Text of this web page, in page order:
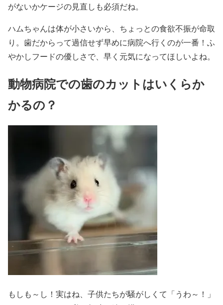
がないかケージの見直しも必須だね。
ハムちゃんは体が小さいから、ちょっとの食欲不振が命取
り。歯だからって過信せず早めに病院へ行くのが一番！ふ
やかしフードの優しさで、早く元気になってほしいよね。
動物病院での歯のカットはいくらか
かるの？
もしも～し！実はね、子供たちが騒がしくて「うわ～！」